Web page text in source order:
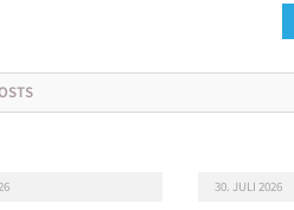
30. JULI 2026